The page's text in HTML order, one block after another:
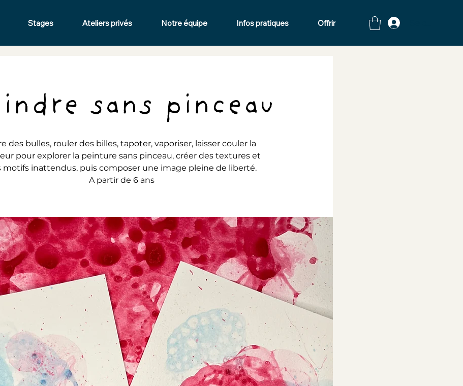
Stages Ateliers privés Notre équipe Infos pratiques Offrir
sans pinceau
des bulles, rouler des billes, tapoter, vaporiser, laisser couler la
pour explorer la peinture sans pinceau, créer des textures et
motifs inattendus, puis composer une image pleine de liberté.
A partir de 6 ans